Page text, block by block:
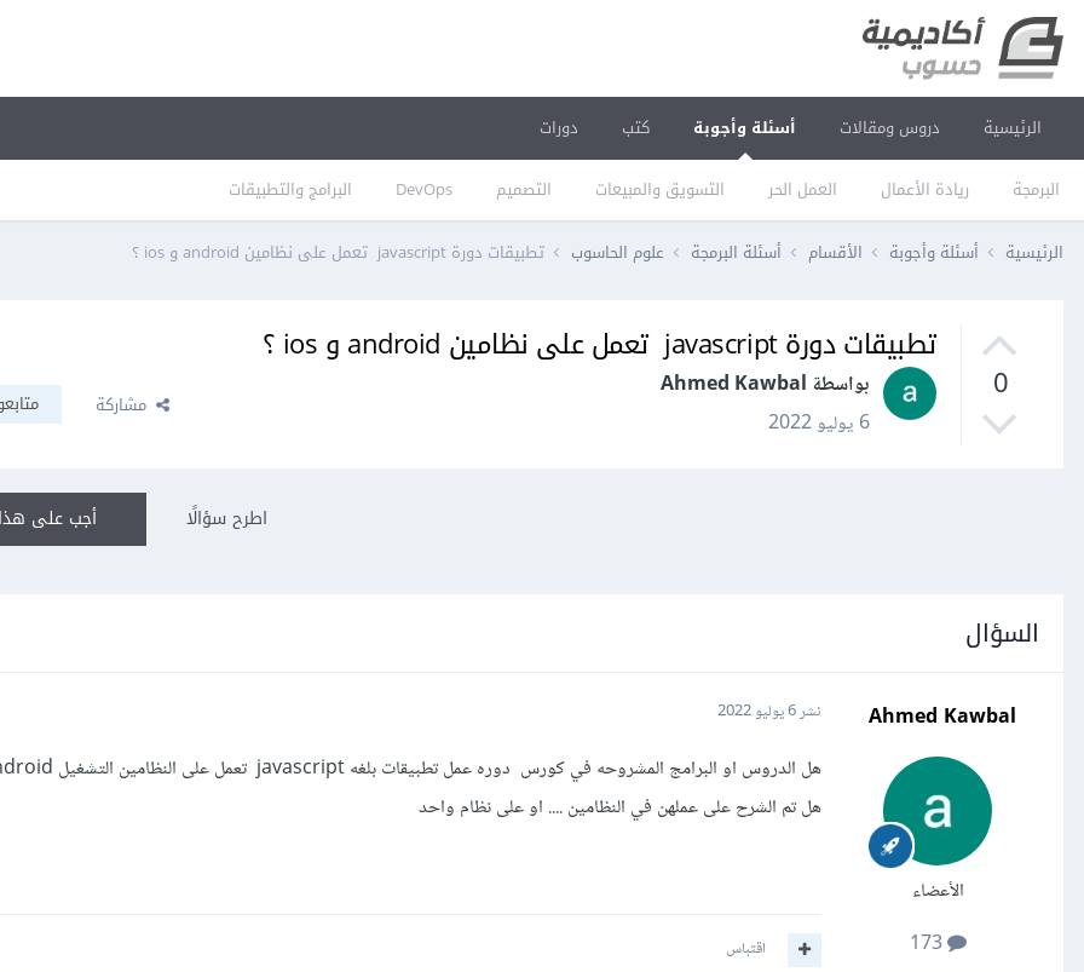
الرئيسية دروس ومقالات أسئلة وأجوبة
البرمجة ريادة الأعمال العمل الحر التسويق والمبيعات التصميم DevOps البرامج والتطبيقات
كتب دورات
الرئيسية أسئلة وأجوبة الأقسام أسئلة البرمجة علوم الحاسوب تطبيقات دورة javascript تعمل على نظامين android و ios ؟
0
تطبيقات دورة javascript تعمل على نظامين android و ios ؟
بواسطة Ahmed Kawbal
6 يوليو 2022
مشاركة
أجب على اطرح سؤالًا
السؤال
Ahmed Kawbal
الأعضاء
173
نشر6 يوليو 2022
هل تم الشرح على عملهن في النظامين .... او على نظام واحد
اقتباس